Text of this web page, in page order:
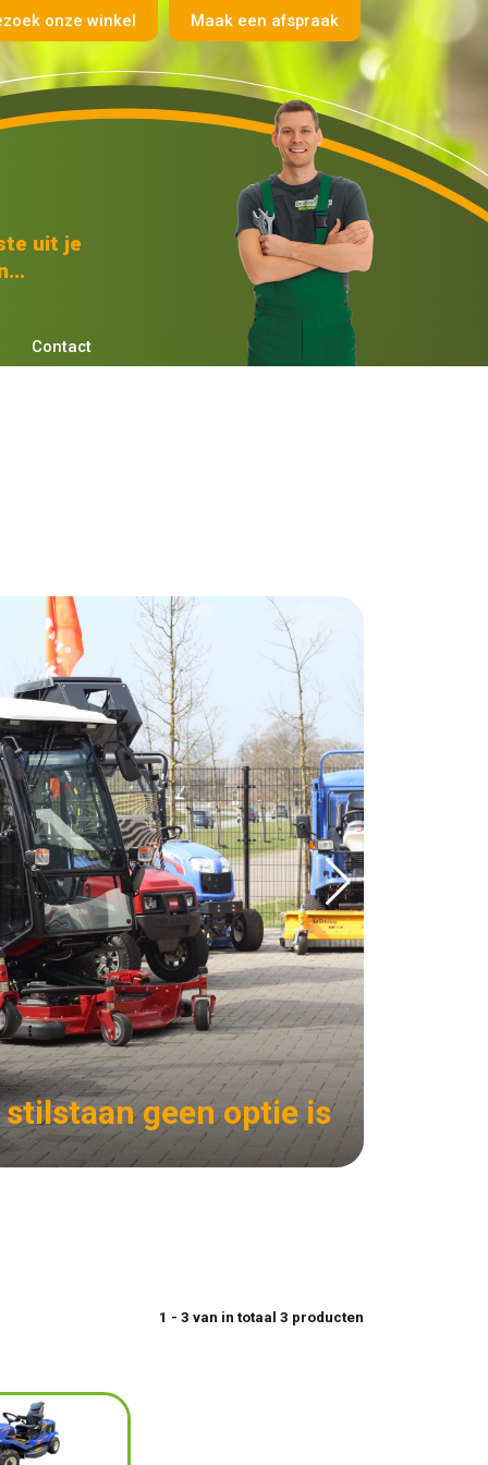
onze winkel Maak een afspraak
uit je
Contact
stilstaan geen optie is
1 - 3 van in totaal 3 producten